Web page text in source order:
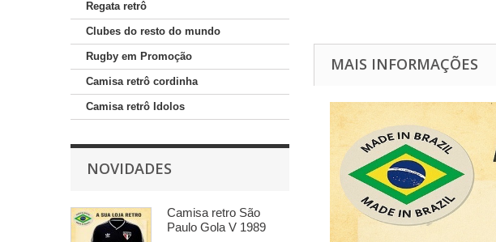
Regata retrô
Clubes do resto do mundo
Rugby em Promoção
Camisa retrô cordinha
Camisa retrô Idolos
NOVIDADES
Camisa retro São
Paulo Gola V 1989
MAIS INFORMAÇÕES